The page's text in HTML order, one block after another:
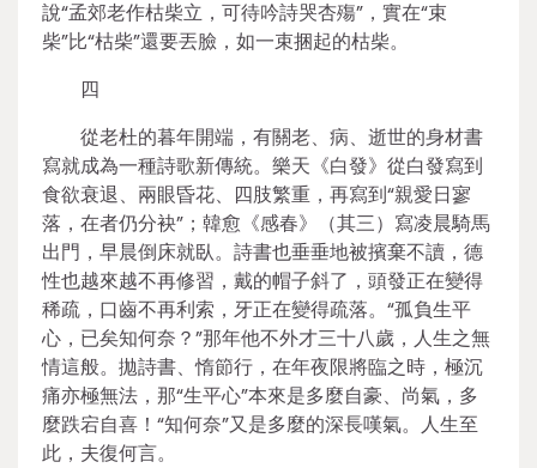
說“孟郊老作枯柴立，可待吟詩哭杏殤”，實在“束
柴”比“枯柴”還要丟臉，如一束捆起的枯柴。
四
從老杜的暮年開端，有關老、病、逝世的身材書
寫就成為一種詩歌新傳統。樂天《白發》從白發寫到
食欲衰退、兩眼昏花、四肢繁重，再寫到“親愛日寥
落，在者仍分袂”；韓愈《感春》（其三）寫凌晨騎馬
出門，早晨倒床就臥。詩書也垂垂地被擯棄不讀，德
性也越來越不再修習，戴的帽子斜了，頭發正在變得
稀疏，口齒不再利索，牙正在變得疏落。“孤負生平
心，已矣知何奈？”那年他不外才三十八歲，人生之無
情這般。拋詩書、惰節行，在年夜限將臨之時，極沉
痛亦極無法，那“生平心”本來是多麼自豪、尚氣，多
麼跌宕自喜！“知何奈”又是多麼的深長嘆氣。人生至
此，夫復何言。